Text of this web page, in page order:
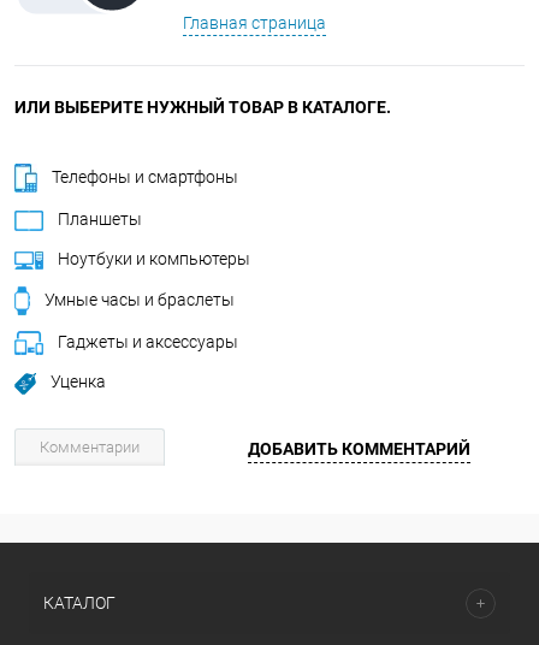
Главная страница
ИЛИ ВЫБЕРИТЕ НУЖНЫЙ ТОВАР В КАТАЛОГЕ.
Телефоны и смартфоны
Планшеты
Ноутбуки и компьютеры
Умные часы и браслеты
Гаджеты и аксессуары
Уценка
Комментарии ДОБАВИТЬ КОММЕНТАРИЙ
КАТАЛОГ